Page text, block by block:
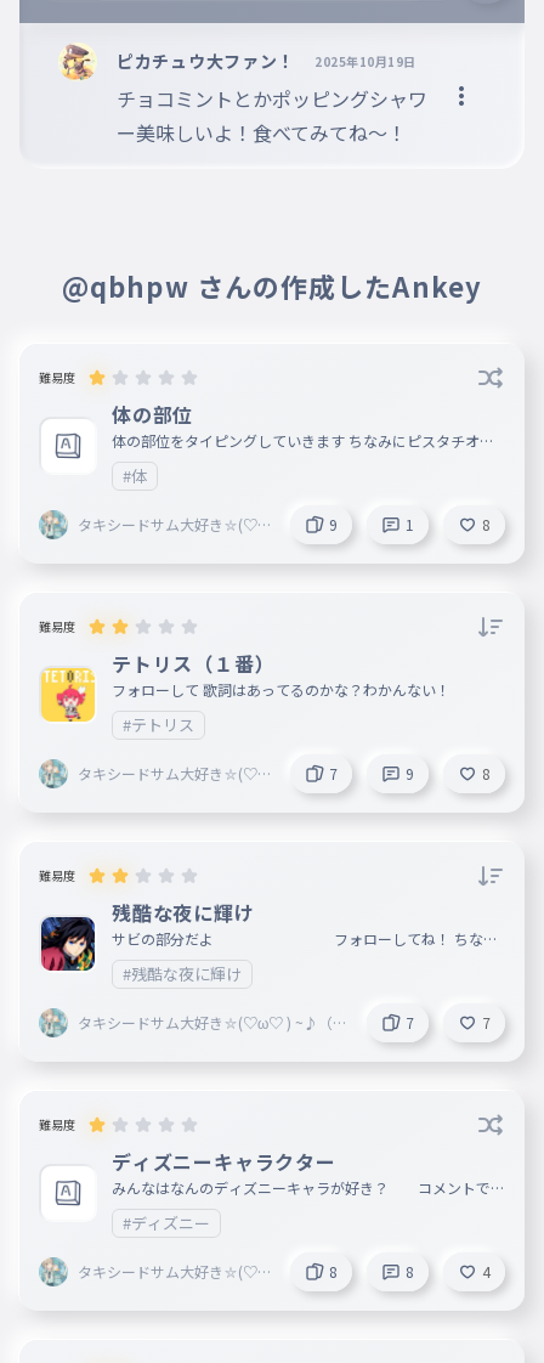
※コメントするには、ログインが必要です。
ピカチュウ大ファン！ 2025年10月19日
チョコミントとかポッピングシャワ
ー美味しいよ！食べてみてね〜！
@qbhpw さんの作成したAnkey
難易度
体の部位
体の部位をタイピングしていきます ちなみにピスタチオさ
んの、アイデアです！ピスタチオさんありがとうございまし
た！😆
#体
タキシードサム大好き⛦(♡ω
9 1 8
難易度
テトリス（１番）
フォローして 歌詞はあってるのかな？わかんない！
#テトリス
タキシードサム大好き⛦(♡ω
7 9 8
難易度
残酷な夜に輝け
サビの部分だよ フォローしてね！ ちなみ
にレオパよいしょ・・さんはまじの友達だよ！ フォローし
てあげてね！
#残酷な夜に輝け
タキシードサム大好き⛦(♡ω♡ ) ~♪（フ
7 7
難易度
ディズニーキャラクター
みんなはなんのディズニーキャラが好き？ コメントで教
えてね！ ちなみにうちはベイマックスと、スティッチが好
き！
#ディズニー
タキシードサム大好き⛦(♡ω
8 8 4